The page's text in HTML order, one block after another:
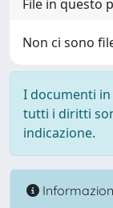
File in questo
Non ci sono
I documenti
tutti i diritti
indicazione.